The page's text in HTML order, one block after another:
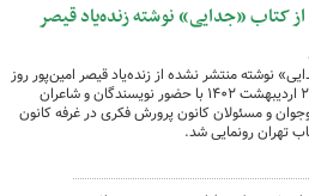
از کتاب «جدایی» نوشته زنده‌یاد قیصر
نوشته منتشر نشده از زنده‌یاد قیصر امین‌پور روز
دوشنبه ۲۵ اردیبهشت ۱۴۰۲ با حضور نویسندگان و شاعران
و مسئولان کانون پرورش فکری در غرفه کانون
تهران رونمایی شد.